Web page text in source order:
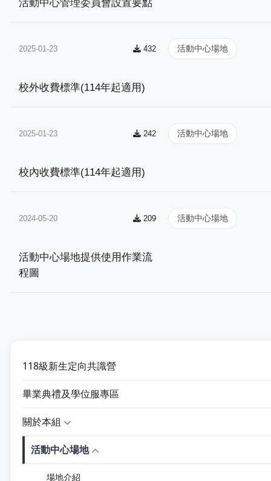
118級新生定向共識營
畢業典禮及學位服專區
關於本組
活動中心場地
場地介紹
活動中心管理委員會設置要點
活動中心場地
校外收費標準(114年起適用)
432
2025-01-23
活動中心場地
校內收費標準(114年起適用)
242
2025-01-23
活動中心場地
活動中心場地提供使用作業流
程圖
209
2024-05-20